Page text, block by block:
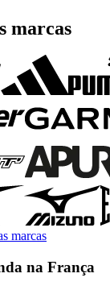
marcas
marcas
na França